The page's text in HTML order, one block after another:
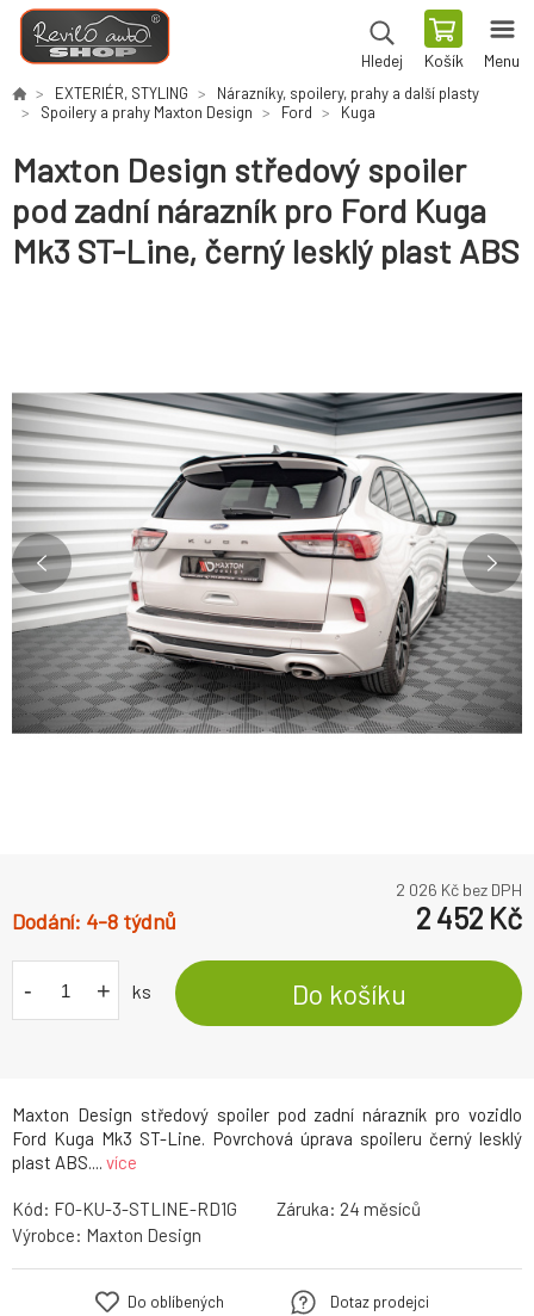
Hledej Košík Menu
EXTERIÉR, STYLING
Nárazníky, spoilery, prahy a další plasty
Spoilery a prahy Maxton Design
Ford Kuga
Maxton Design středový spoiler
pod zadní nárazník pro Ford Kuga
Mk3 ST-Line, černý lesklý plast ABS
Maxton Design středový spoiler pod zadní nárazník pro vozidlo
Ford Kuga Mk3 ST-Line. Povrchová úprava spoileru černý lesklý
plast ABS.... více
2 026 Kč bez DPH
4-8 týdnů 2 452 Kč
- + ks Do košíku
Kód: FO-KU-3-STLINE-RD1G Záruka: 24
Výrobce: Maxton Design
Do oblíbených
Dotaz prodejci